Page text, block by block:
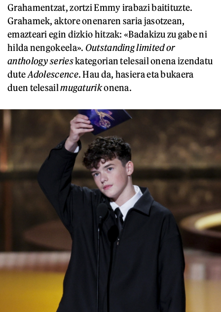
Grahamentzat, zortzi Emmy irabazi baitituzte.
Grahamek, aktore onenaren saria jasotzean,
emazteari egin dizkio hitzak: «Badakizu zu gabe ni
hilda nengokeela». Outstanding limited or
anthology serieskategorian telesail onena izendatu
duteAdolescence. Hau da, hasiera eta bukaera
duen telesailmugaturikonena.